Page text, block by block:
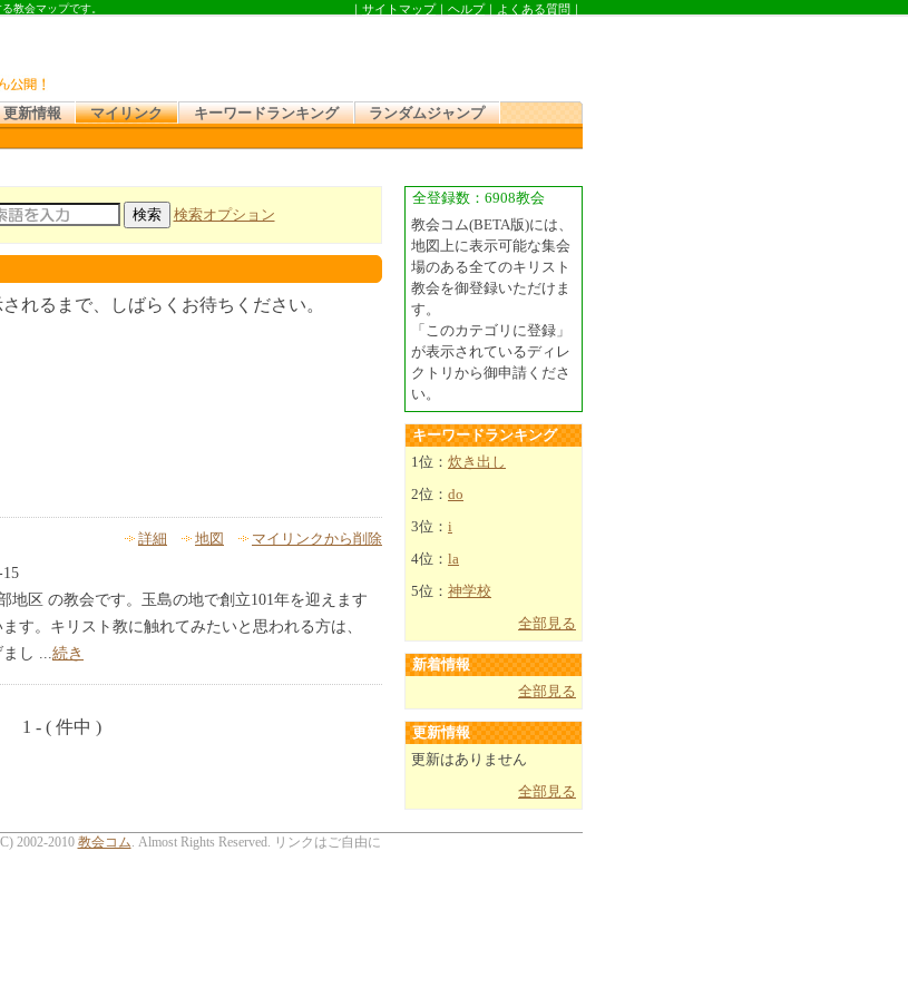
教会マップです。 ｜ サイトマップ｜ ヘルプ｜ よくある質問 ｜
更新情報 マイリンク キーワードランキング ランダムジャンプ
検索オプション
れるまで、しばらくお待ちください。
詳細 地図 マイリンクから削除
地区 の教会です。玉島の地で創立101年を迎えます
す。キリスト教に触れてみたいと思われる方は、
し ... 続き
1 - ( 件中 )
全登録数：6908教会
教会コム(BETA版)には、
地図上に表示可能な集会
場のある全てのキリスト
教会を御登録いただけま
す。
「このカテゴリに登録」
が表示されているディレ
クトリから御申請くださ
い。
キーワードランキング
1位： 炊き出し
2位： do
3位： i
4位： la
5位： 神学校
全部見る
新着情報
全部見る
更新情報
更新はありません
全部見る
2002-2010 教会コム . Almost Rights Reserved. リンクはご自由に